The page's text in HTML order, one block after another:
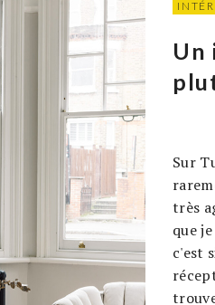
Un
Sur
très
que
c'est